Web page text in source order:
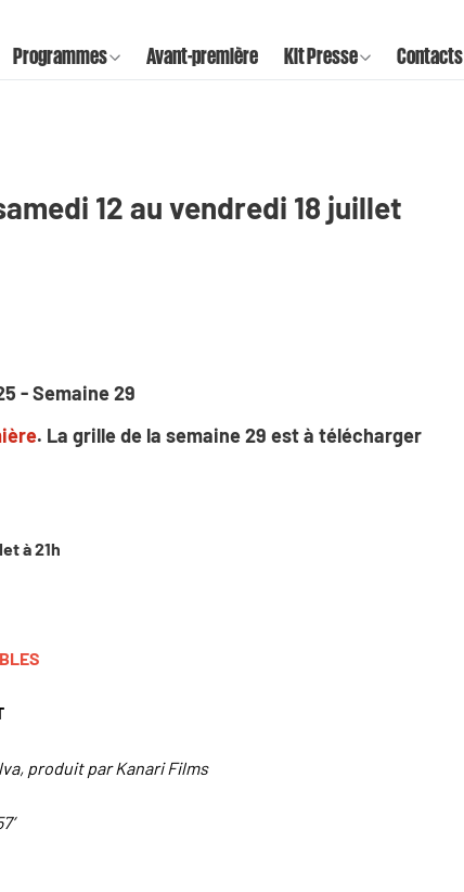
Programmes Avant-première Kit Presse Contacts
12 au vendredi 18 juillet
- Semaine 29
. La grille de la semaine 29 est à télécharger
à 21h
produit par Kanari Films